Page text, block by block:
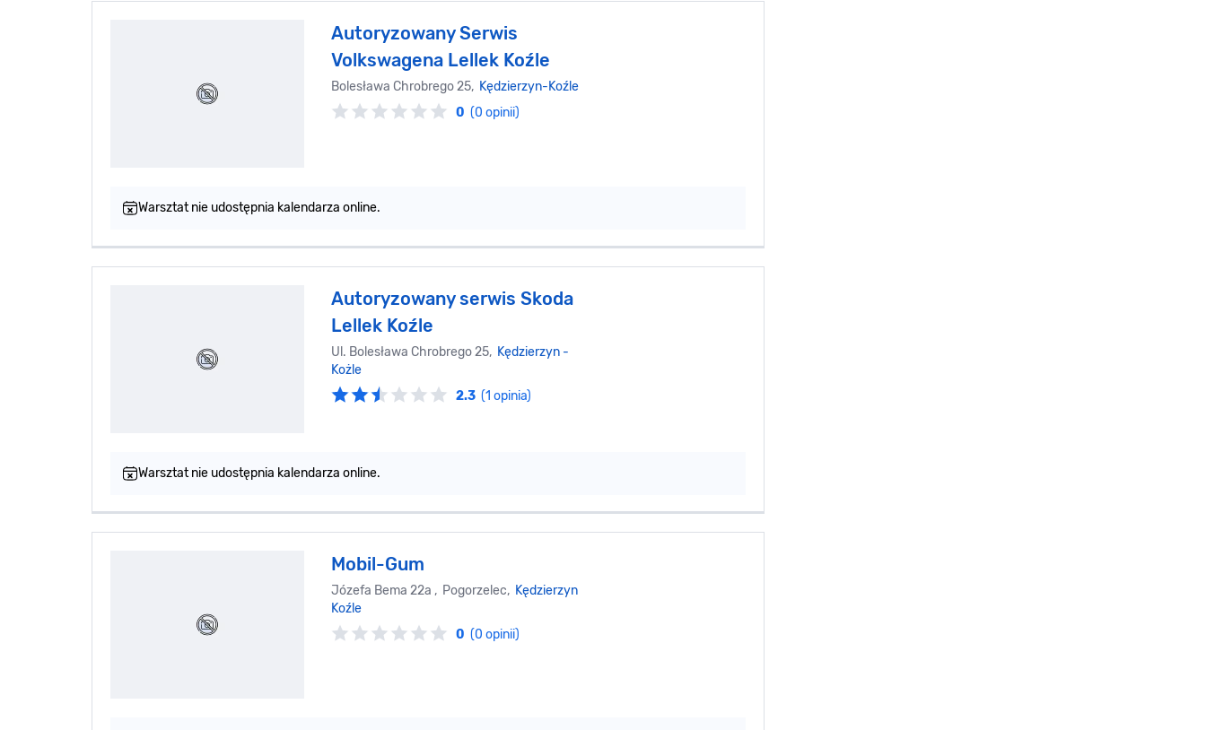
Autoryzowany Serwis
Volkswagena Lellek Koźle
Bolesława Chrobrego 25, Kędzierzyn-Koźle
0 (0 opinii)
Warsztat nie udostępnia kalendarza online.
Autoryzowany serwis Skoda
Lellek Koźle
Ul. Bolesława Chrobrego 25, Kędzierzyn -
Kożle
2.3 (1 opinia)
Warsztat nie udostępnia kalendarza online.
Mobil-Gum
Józefa Bema 22a , Pogorzelec, Kędzierzyn
Koźle
0 (0 opinii)